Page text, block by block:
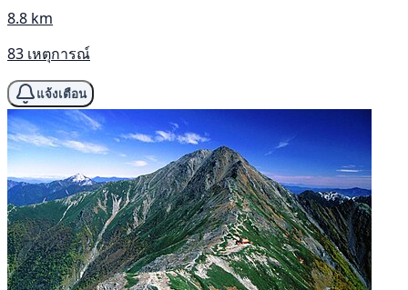
8.8 km
83 เหตุการณ์
แจ้งเตือน